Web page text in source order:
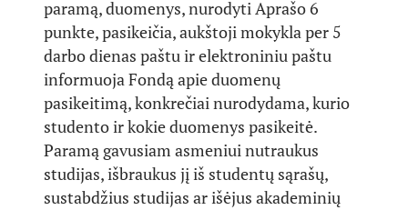
paramą, duomenys, nurodyti Aprašo 6
punkte, pasikeičia, aukštoji mokykla per 5
darbo dienas paštu ir elektroniniu paštu
informuoja Fondą apie duomenų
pasikeitimą, konkrečiai nurodydama, kurio
studento ir kokie duomenys pasikeitė.
Paramą gavusiam asmeniui nutraukus
studijas, išbraukus jį iš studentų sąrašų,
sustabdžius studijas ar išėjus akademinių